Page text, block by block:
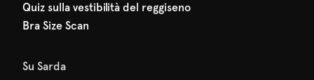
Quiz sulla vestibilità del reggiseno
Bra Size Scan
Su Sarda